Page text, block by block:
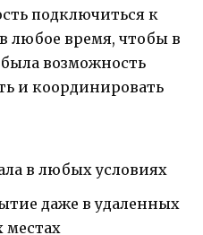
подключиться к
любое время, чтобы в
возможность
и координировать
в любых условиях
даже в удаленных
местах